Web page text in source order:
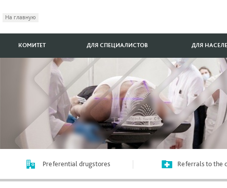
На главную
КОМИТЕТ ДЛЯ СПЕЦИАЛИСТОВ ДЛЯ
Preferential drugstores Referrals to the